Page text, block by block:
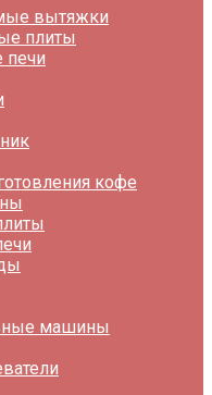
вытяжки
плиты
кофе
машины